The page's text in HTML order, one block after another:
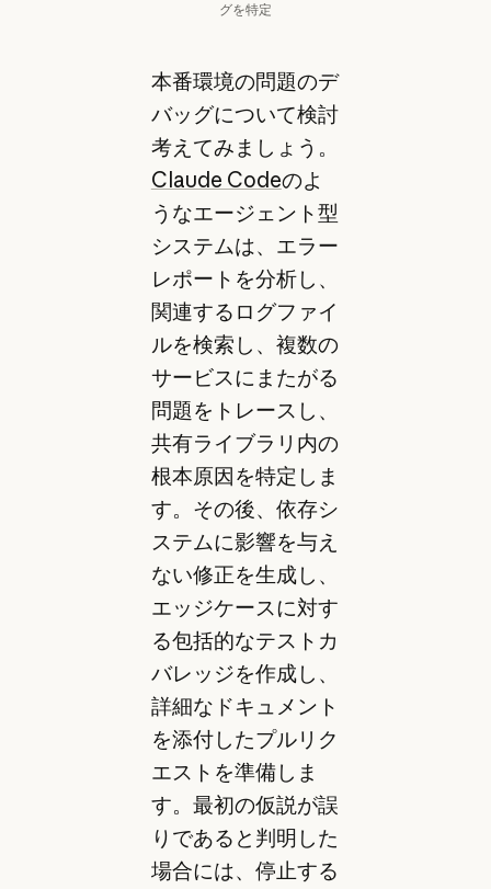
グを特定
本番環境の問題のデ
バッグについて検討
考えてみましょう。
Claude Codeのよ
うなエージェント型
システムは、エラー
レポートを分析し、
関連するログファイ
ルを検索し、複数の
サービスにまたがる
問題をトレースし、
共有ライブラリ内の
根本原因を特定しま
す。その後、依存シ
ステムに影響を与え
ない修正を生成し、
エッジケースに対す
る包括的なテストカ
バレッジを作成し、
詳細なドキュメント
を添付したプルリク
エストを準備しま
す。最初の仮説が誤
りであると判明した
場合には、停止する